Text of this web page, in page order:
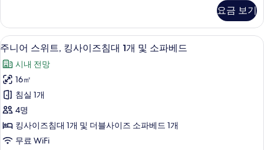
두
보
기
히
보
기
2
개
사
진
모
두
보
기
룸,
싱
글
침
대
2
개
자
세
히
보
기
요금 보기
주
니
어
스
위
트,
킹
주니어 스위트, 킹사이즈침대 1개 및
11
주니어 스위트, 킹사이즈침대 1개 및 소파베드
시내 전망
16㎡
침실 1개
4명
킹사이즈침대 1개 및 더블사이즈 소파베드 1개
무료 WiFi